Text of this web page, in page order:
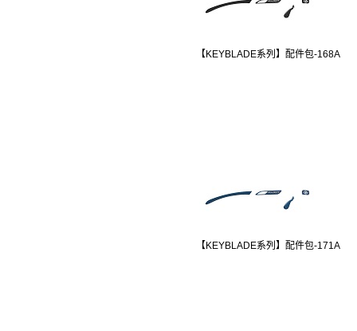
【KEYBLADE系列】配件包-168A
【KEYBLADE系列】配件包-171A